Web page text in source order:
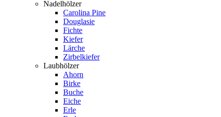
Nadelhölzer
Carolina Pine
Douglasie
Fichte
Kiefer
Lärche
Zirbelkiefer
Laubhölzer
Ahorn
Birke
Buche
Eiche
Erle